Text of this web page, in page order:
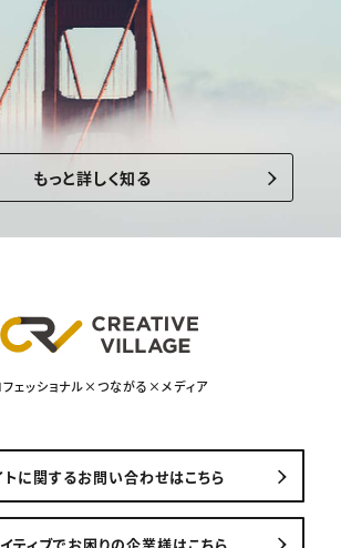
もっと詳しく知る
フェッショナル×つながる×メディア
トに関するお問い合わせはこちら